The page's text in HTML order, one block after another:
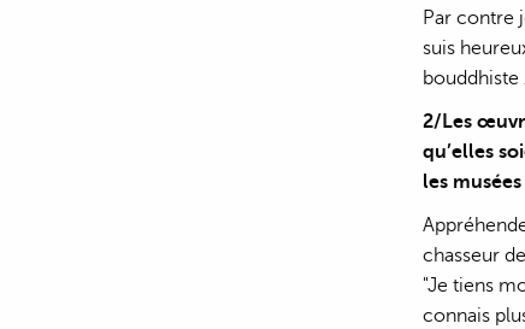
Par contre
suis
bouddhiste
2/Les
qu’elles
les
chasseur
"Je tiens
connais